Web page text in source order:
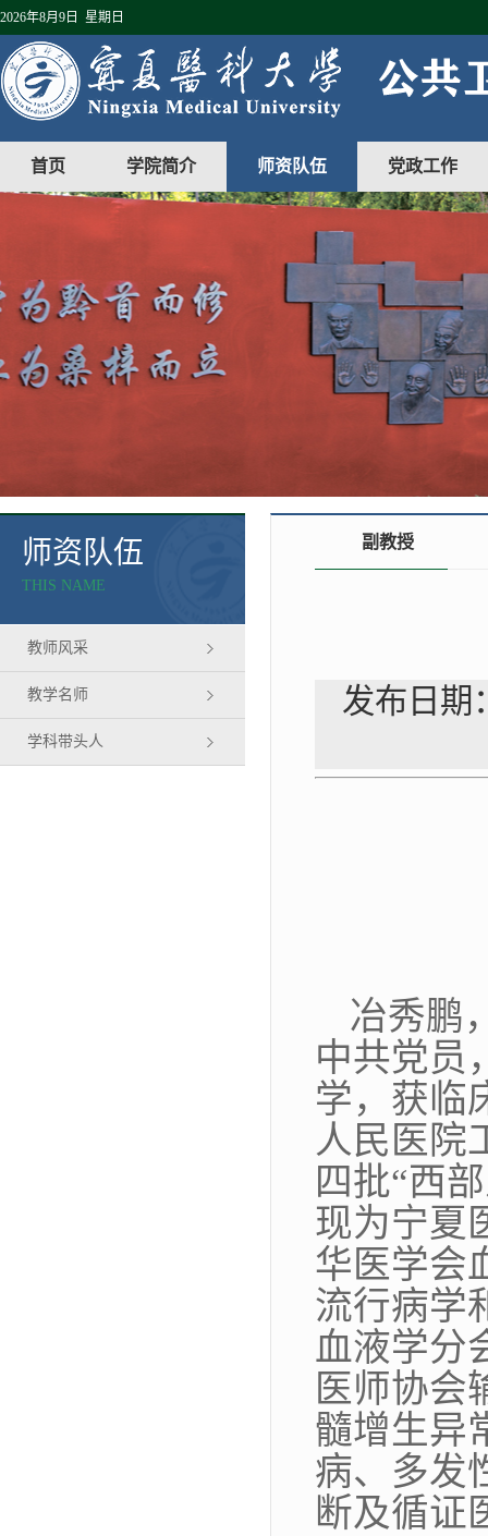
2026年8月9日 星期日
首页 学院简介 师资队伍 党政工作
师资队伍
THIS NAME
教师风采
教学名师
学科带头人
副教授
发布日
冶秀鹏
中共党员
学，获临
人民医院
四批“西
现为宁夏
华医学会
流行病学
血液学分
医师协会
髓增生异
病、多发
断及循证